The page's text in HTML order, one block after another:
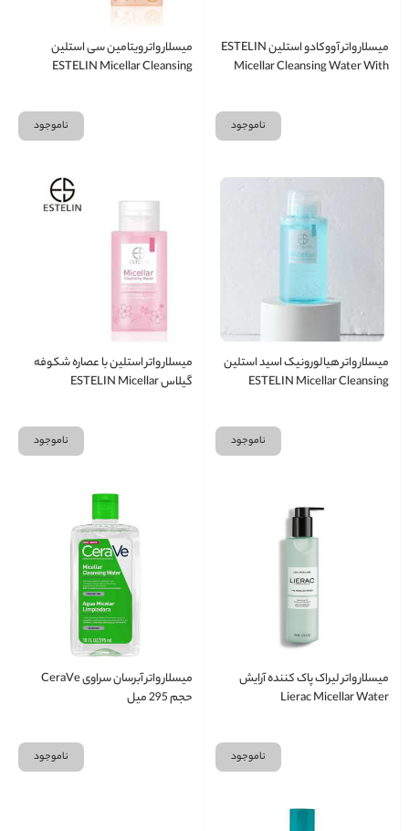
میسلار واتر آووکادو استلین ESTELIN
Micellar Cleansing Water With
ناموجود
میسلار واتر ویتامین سی استلین
ESTELIN Micellar Cleansing
ناموجود
میسلار واتر هیالورونیک اسید استلین
ESTELIN Micellar Cleansing
ناموجود
میسلار واتر استلین با عصاره شکوفه
گیلاس ESTELIN Micellar
ناموجود
میسلار واتر لیراک پاک کننده آرایش
Lierac Micellar Water
ناموجود
میسلار واتر آبرسان سراوی CeraVe
حجم 295 میل
ناموجود